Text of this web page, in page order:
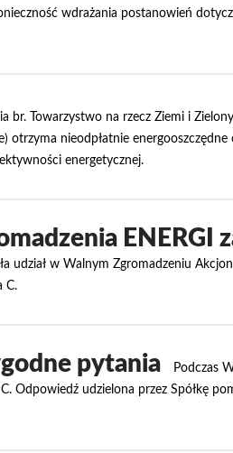
wdrażania postanowień
br. Towarzystwo na rzecz Ziemi i
nieodpłatnie
energetycznej.
ENERGI
udział w Walnym Zgromadzeniu
C.
pytania
Podczas
Odpowiedź udzielona przez Spółkę